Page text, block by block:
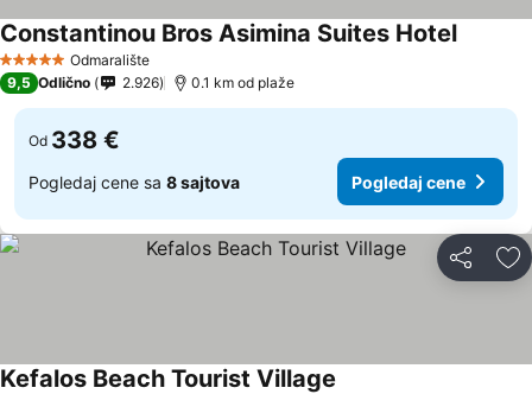
5 ZvezdiceOdmaralište
Constantinou Bros Asimina Suites Hotel
9,5 Odlično 2.926 0.1 km od plaže
Od 338 €
Pogledaj cene sa 8 sajtova Pogledaj cene
Deli
Kefalos Beach Tourist Village